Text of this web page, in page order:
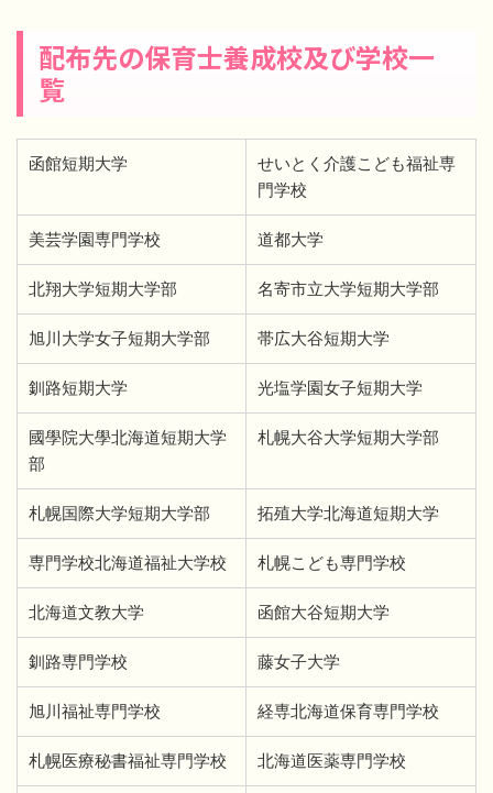
配布先の保育士養成校及び学校一
覧
函館短期大学
せいとく介護こども福祉専
門学校
美芸学園専門学校 道都大学
北翔大学短期大学部 名寄市立大学短期大学部
旭川大学女子短期大学部 帯広大谷短期大学
釧路短期大学 光塩学園女子短期大学
國學院大學北海道短期大学
部
札幌大谷大学短期大学部
札幌国際大学短期大学部 拓殖大学北海道短期大学
専門学校北海道福祉大学校 札幌こども専門学校
北海道文教大学 函館大谷短期大学
釧路専門学校 藤女子大学
旭川福祉専門学校 経専北海道保育専門学校
札幌医療秘書福祉専門学校 北海道医薬専門学校